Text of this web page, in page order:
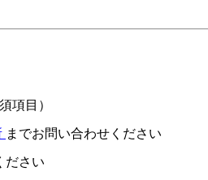
項目）
までお問い合わせください
ださい